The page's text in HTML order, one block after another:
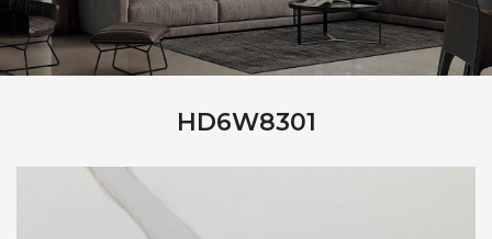
HD6W8301